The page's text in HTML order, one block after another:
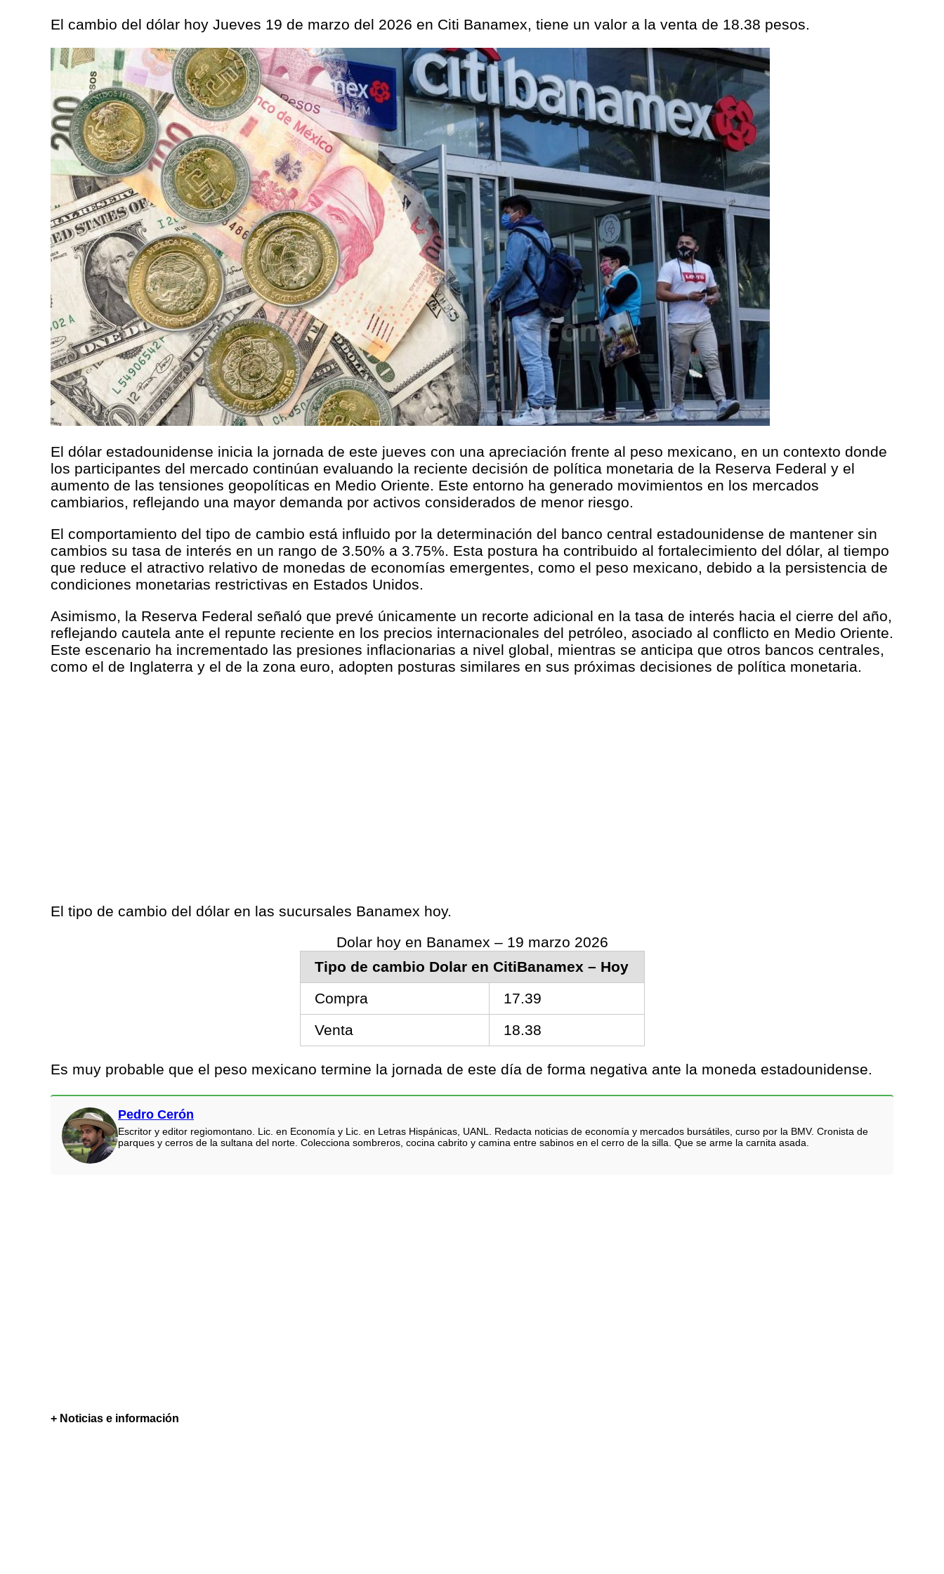
El cambio del dólar hoy Jueves 19 de marzo del 2026 en Citi Banamex, tiene un valor a la venta de 18.38 pesos.
El dólar estadounidense inicia la jornada de este jueves con una apreciación frente al peso mexicano, en un contexto donde
los participantes del mercado continúan evaluando la reciente decisión de política monetaria de la Reserva Federal y el
aumento de las tensiones geopolíticas en Medio Oriente. Este entorno ha generado movimientos en los mercados
cambiarios, reflejando una mayor demanda por activos considerados de menor riesgo.
El comportamiento del tipo de cambio está influido por la determinación del banco central estadounidense de mantener sin
cambios su tasa de interés en un rango de 3.50% a 3.75%. Esta postura ha contribuido al fortalecimiento del dólar, al tiempo
que reduce el atractivo relativo de monedas de economías emergentes, como el peso mexicano, debido a la persistencia de
condiciones monetarias restrictivas en Estados Unidos.
Asimismo, la Reserva Federal señaló que prevé únicamente un recorte adicional en la tasa de interés hacia el cierre del año,
reflejando cautela ante el repunte reciente en los precios internacionales del petróleo, asociado al conflicto en Medio Oriente.
Este escenario ha incrementado las presiones inflacionarias a nivel global, mientras se anticipa que otros bancos centrales,
como el de Inglaterra y el de la zona euro, adopten posturas similares en sus próximas decisiones de política monetaria.
El tipo de cambio del dólar en las sucursales Banamex hoy.
Dolar hoy en Banamex – 19 marzo 2026
Tipo de cambio Dolar en CitiBanamex – Hoy
Compra
17.39
Venta
18.38
Es muy probable que el peso mexicano termine la jornada de este día de forma negativa ante la moneda estadounidense.
Pedro Cerón
Escritor y editor regiomontano. Lic. en Economía y Lic. en Letras Hispánicas, UANL. Redacta noticias de economía y mercados bursátiles, curso por la BMV. Cronista de
parques y cerros de la sultana del norte. Colecciona sombreros, cocina cabrito y camina entre sabinos en el cerro de la silla. Que se arme la carnita asada.
+ Noticias e información